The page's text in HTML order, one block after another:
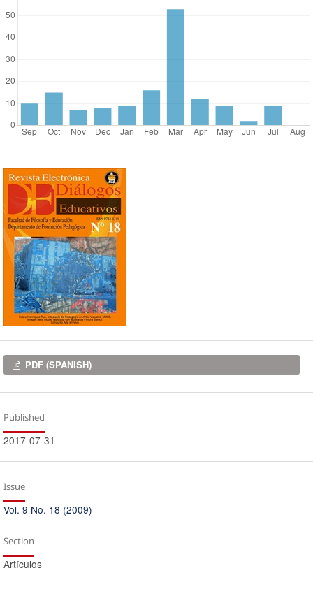
Downloads
PDF (SPANISH)
Published
2017-07-31
Issue
Vol. 9 No. 18 (2009)
Section
Artículos